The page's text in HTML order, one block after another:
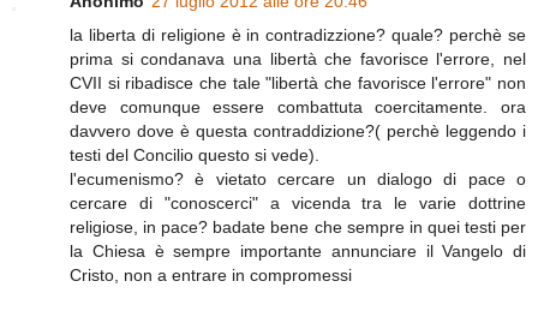
la liberta di religione è in contradizzione? quale? perchè se
prima si condanava una libertà che favorisce l'errore, nel
CVII si ribadisce che tale "libertà che favorisce l'errore" non
deve comunque essere combattuta coercitamente. ora
davvero dove è questa contraddizione?( perchè leggendo i
testi del Concilio questo si vede).
l'ecumenismo? è vietato cercare un dialogo di pace o
cercare di "conoscerci" a vicenda tra le varie dottrine
religiose, in pace? badate bene che sempre in quei testi per
la Chiesa è sempre importante annunciare il Vangelo di
Cristo, non a entrare in compromessi